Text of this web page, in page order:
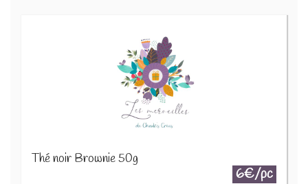
Thé noir Brownie 50g
6€/pc